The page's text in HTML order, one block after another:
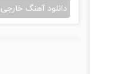
دانلود آهنگ خارجی